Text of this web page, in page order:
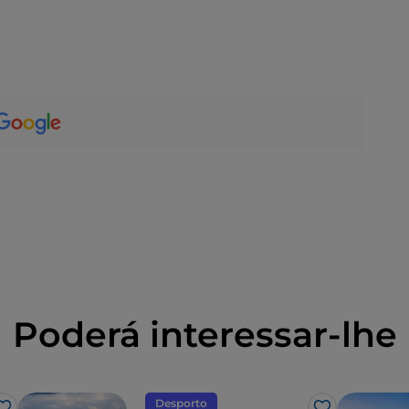
Poderá interessar-lhe
Desporto